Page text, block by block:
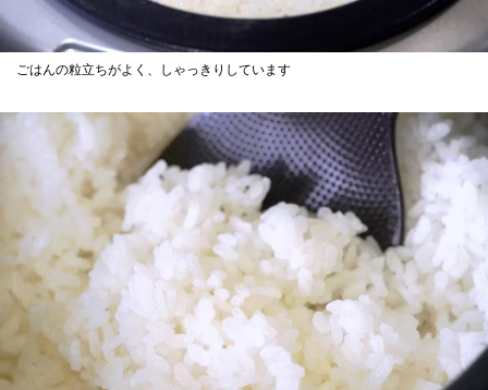
ごはんの粒立ちがよく、しゃっきりしています